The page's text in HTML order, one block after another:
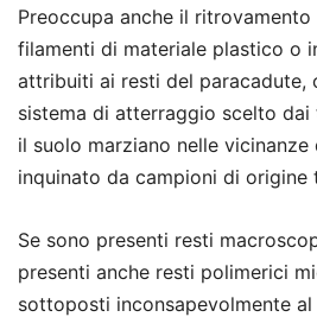
Preoccupa anche il
filamenti di materiale plastico o
attribuiti ai resti del paracadute,
sistema di atterraggio scelto dai
il suolo marziano nelle
inquinato da campioni di origine
Se sono presenti resti
presenti anche resti polimerici
sottoposti inconsapevolmente